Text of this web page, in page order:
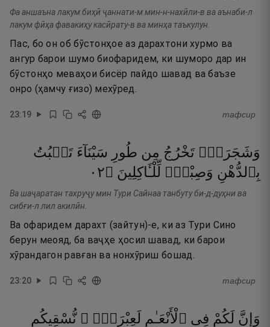
Фа аншаъна лакум биҳӣ ҷаннати-м мин-н-нахӣли-в ва аънаби-л
лакум фӣҳа фавакиҳу касӣрату-в ва минҳа таъкулун.
Пас, бо он об бӯстонҳое аз дарахтони хурмо ва
ангур барои шумо биофаридем, ки шуморо дар ин
бӯстонҳо меваҳои бисёр пайдо шавад ва баъзе
онро (ҳамчу ғизо) мехӯред.
23:19 тафсир
وَشَجَرَةًۭ تَخْرُجُ مِن طُورِ سَيْنَآءَ تَنۢبُتُ
بِٱلدُّهْنِ وَصِبْغٍۢ لِّلْـَٔاكِلِينَ ۝٢٠
Ва шаҷаратан тахруҷу мин Тури Сайнаа танбуту би-д-дуҳни ва
сибғи-л лил акилӣн.
Ва офаридем дарахт (зайтун)-е, ки аз Тури Сино
берун меояд, ба ваҷҳе ҳосил шавад, ки барои
хӯрандагон равған ва нонхӯриш бошад.
23:20 тафсир
وَإِنَّ لَكُمْ فِى ٱلْأَنْعَـٰمِ لَعِبْرَةًۭ ۖ نُّسْقِيكُم